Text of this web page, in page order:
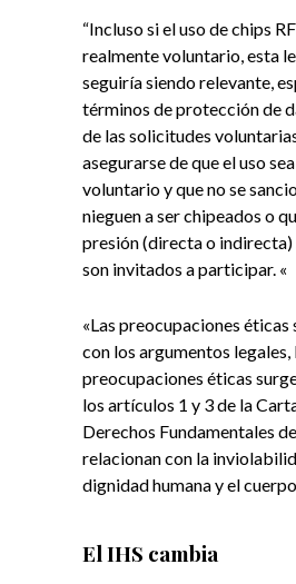
“Incluso si el uso de chips
realmente voluntario, esta
seguiría siendo relevante,
términos de protección de
de las solicitudes
asegurarse de que el uso
voluntario y que no se
nieguen a ser chipeados o
presión (directa o indirecta)
son invitados a participar. «
«Las preocupaciones éticas
con los argumentos legales,
preocupaciones éticas
los artículos 1 y 3 de la
Derechos Fundamentales
relacionan con la
dignidad humana y el
El IHS cambia